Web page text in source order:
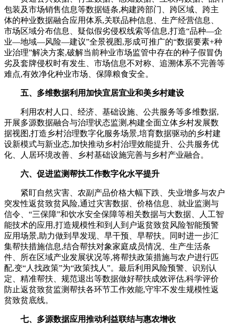
包装及市场销售信息等数据链条,构建跨部门、跨区域、跨主
体的种业数据融合应用体系,关联品种信息、生产经营信息、
市场区域分布信息、疑似假劣侵权线索等信息,打造“品种—企
业—地域—风险—建议”全景视图,形成可推广的“数据要素+种
业治理”解决方案,破解当前种业市场监管中存在的种子假冒伪
劣及套牌侵权时有发生、市场信息不对称、追溯体系不完善等
难点,有效净化种业市场、保障粮食安全。
五、多维数据利用加快宜居宜业和美乡村建设
利用农村人口、经济、基础设施、公共服务等多维数据,
开展多源数据融合与治理状态监测,构建全面立体乡村发展数
据视图,打造乡村治理数字化服务场景,培育数据驱动的乡村建
设新模式与新业态,加快推动乡村治理效能提升、公共服务优
化、人居环境改善、乡村基础设施完善与乡村产业融合。
六、促进监测帮扶工作数字化水平提升
紧盯自然灾害、农副产品价格大幅下跌、失业增多与农户
突发性返贫致贫风险,通过灾害数据、价格信息、就业监测与
信令、“三保障”和饮水安全保障等相关数据与大数据、人工智
能技术的应用,打造规模性和到人到户返贫致贫风险智能预警
应用场景,助力做到早发现、早干预、早帮扶。同时进一步汇
集帮扶措施信息,结合帮扶对象家庭成员情况、生产生活条
件、所在区域产业发展状况等,将帮扶政策措施与农户进行匹
配,变“人找政策”为“政策找人”。最后利用风险预警、识别认
定、精准帮扶、规范退出等数据做好帮扶成效评估,科学评价
防止返贫致贫监测帮扶各环节工作效能,守牢不发生规模性返
贫致贫底线。
七、多源数据应用推动利益联结与惠农增收